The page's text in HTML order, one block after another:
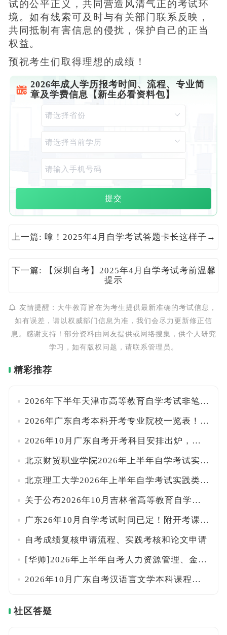
试的公平正义，共同营造风清气正的考试环
境。如有线索可及时与有关部门联系反映，
共同抵制有害信息的侵扰，保护自己的正当
权益。
预祝考生们取得理想的成绩！
2026年成人学历报考时间、流程、专业简
章及学费信息【新生必看资料包】
提交
上一篇: 嗱！2025年4月自学考试答题卡长这样子→
下一篇: 【深圳自考】2025年4月自学考试考前温馨
提示
友情提醒：大牛教育旨在为考生提供最新准确的考试信息，
如有误差，请以权威部门信息为准，我们会尽力更新修正信
息。感谢支持！部分资料由网友提供或网络搜集，供个人研究
学习，如有版权问题，请联系管理员。
精彩推荐
2026年下半年天津市高等教育自学考试非笔试课程和毕业环节主考院校联系报到一览表
2026年广东自考本科开考专业院校一览表！附自考新生专业选择指南！
2026年10月广东自考开考科目安排出炉，附不同科目备考技巧
北京财贸职业学院2026年上半年自学考试实践类课程考试安排
北京理工大学2026年上半年自学考试实践类课程考核安排
关于公布2026年10月吉林省高等教育自学考试课程安排的通知
广东26年10月自学考试时间已定！附开考课程及报考攻略分享！
自考成绩复核申请流程、实践考核和论文申请
[华师]2026年上半年自考人力资源管理、金融学本科专业实践课程考试通知
2026年10月广东自考汉语言文学本科课程安排！
社区答疑